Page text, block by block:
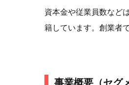
資本金や従業員数など
籍しています。創業者